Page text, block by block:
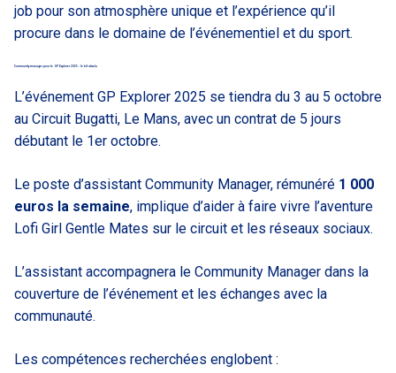
job pour son atmosphère unique et l’expérience qu’il
procure dans le domaine de l’événementiel et du sport.
Community manager pour le GP Explorer 2025 : le kif absolu
L’événement GP Explorer 2025 se tiendra du 3 au 5 octobre
au Circuit Bugatti, Le Mans, avec un contrat de 5 jours
débutant le 1er octobre.
Le poste d’assistant Community Manager, rémunéré 1 000
euros la semaine, implique d’aider à faire vivre l’aventure
Lofi Girl Gentle Mates sur le circuit et les réseaux sociaux.
L’assistant accompagnera le Community Manager dans la
couverture de l’événement et les échanges avec la
communauté.
Les compétences recherchées englobent :